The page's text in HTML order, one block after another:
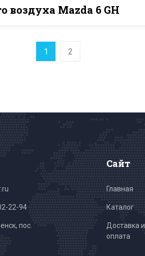
Mazda 6 GH
1 2
22-94
пос.
Сайт
Главная
Каталог
Доставка и
оплата